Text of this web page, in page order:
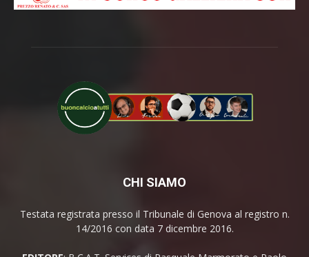
CHI SIAMO
Testata registrata presso il Tribunale di Genova al registro n.
14/2016 con data 7 dicembre 2016.